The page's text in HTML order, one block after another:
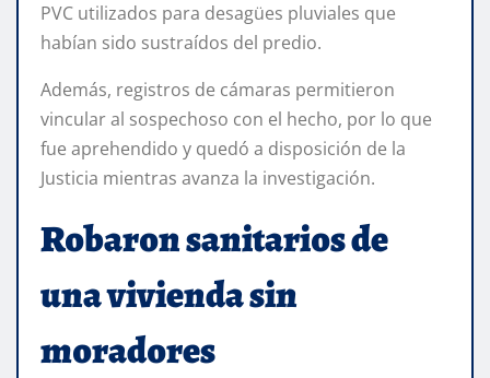
PVC utilizados para desagües pluviales que
habían sido sustraídos del predio.
Además, registros de cámaras permitieron
vincular al sospechoso con el hecho, por lo que
fue aprehendido y quedó a disposición de la
Justicia mientras avanza la investigación.
Robaron sanitarios de
una vivienda sin
moradores